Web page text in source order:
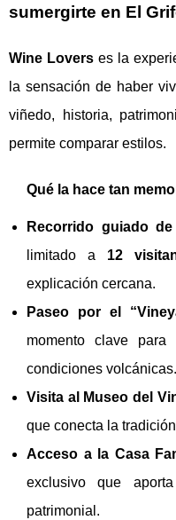
sumergirte en El
Wine Lovers es la
la sensación de haber
viñedo, historia,
permite comparar estilos.
Qué la hace tan
Recorrido guiado
limitado a 12
explicación cercana.
Paseo por el
momento clave para
condiciones volcánicas.
Visita al Museo del
que conecta la
Acceso a la Casa
exclusivo que
patrimonial.